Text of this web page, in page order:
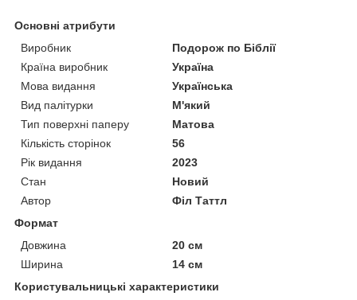
Основні атрибути
Виробник
Подорож по Біблії
Країна виробник
Україна
Мова видання
Українська
Вид палітурки
М'який
Тип поверхні паперу
Матова
Кількість сторінок
56
Рік видання
2023
Стан
Новий
Автор
Філ Таттл
Формат
Довжина
20 см
Ширина
14 см
Користувальницькі характеристики